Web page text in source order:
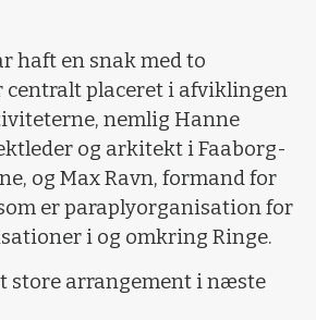
haft en snak med to
centralt placeret i afviklingen
nemlig Hanne
og arkitekt i Faaborg-
og Max Ravn, formand for
er paraplyorganisation for
i og omkring Ringe.
store arrangement i næste